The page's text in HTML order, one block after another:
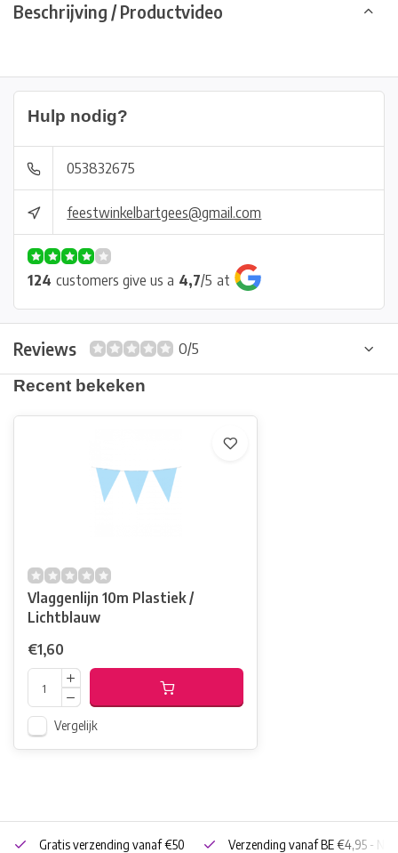
Beschrijving / Productvideo
Hulp nodig?
053832675
feestwinkelbartgees@gmail.com
124 customers give us a 4,7/5 at
Reviews
0/5
Recent bekeken
Vlaggenlijn 10m Plastiek /
Lichtblauw
€1,60
Vergelijk
Gratis verzending vanaf €50 Verzending vanaf BE €4,95 - NL